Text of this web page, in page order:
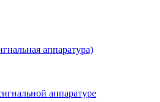
аппаратура)
аппаратуре